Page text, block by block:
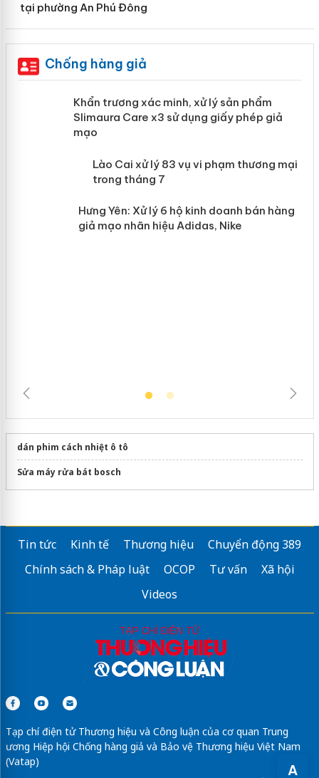
A
tại phường An Phú Đông
Chống hàng giả
Khẩn trương xác minh, xử lý sản phẩm
Slimaura Care x3 sử dụng giấy phép
mại trong tháng 7
dán phim cách nhiệt ô tô
Sửa máy rửa bát bosch
Tin tức Kinh tế Thương hiệu
Chuyển động 389
Chính sách & Pháp luật
OCOP Tư vấn
Xã hội
Videos
Tạp chí điện tử Thương hiệu và Công luận của cơ quan Trung
ương Hiệp hội Chống hàng giả và Bảo vệ Thương hiệu Việt Nam
(Vatap)